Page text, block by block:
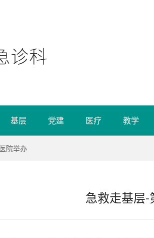
基层 党建 医疗 教学
院举办
急救走基层